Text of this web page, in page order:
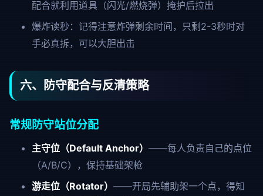
配合就利用道具（闪光/燃烧弹）掩护后拉出
爆炸读秒：记得注意炸弹剩余时间，只剩2-3秒时对
手必真拆，可以大胆出击
六、防守配合与反清策略
常规防守站位分配
主守位（Default Anchor） ——每人负责自己的点位
（A/B/C），保持基础架枪
游走位（Rotator） ——开局先辅助架一个点，得知